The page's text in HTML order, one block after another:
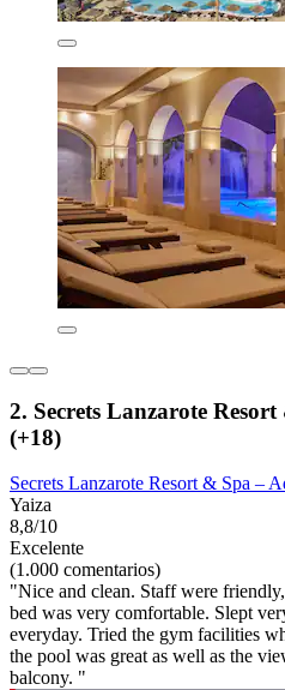
2. Secrets Lanzarote
(+18)
Secrets Lanzarote Resort & Spa –
Yaiza
8,8/10
Excelente
(1.000 comentarios)
"Nice and clean. Staff were
bed was very comfortable. Slept
everyday. Tried the gym facilities
the pool was great as well as the
balcony. "